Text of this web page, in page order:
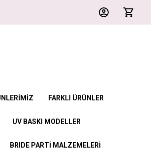
FARKLI ÜRÜNLER
UV BASKI MODELLER
BRIDE PARTİ MALZEMELERİ